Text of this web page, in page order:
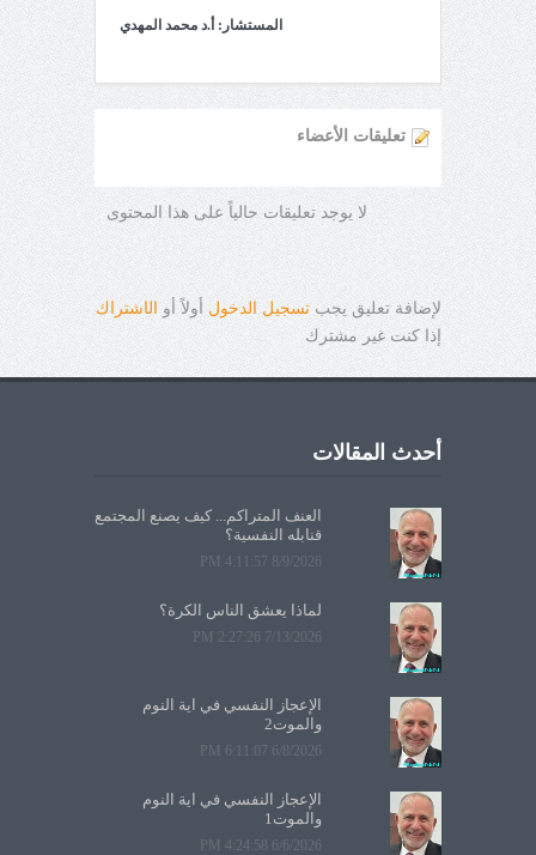
المستشار: أ.د محمد المهدي
تعليقات الأعضاء
لا يوجد تعليقات حالياً على هذا المحتوى
لإضافة تعليق يجبتسجيل الدخول أولاً أو الاشتراك
إذا كنت غير مشترك
أحدث المقالات
العنف المتراكم... كيف يصنع المجتمع
قنابله النفسية؟
8/9/2026 4:11:57 PM
لماذا يعشق الناس الكرة؟
7/13/2026 2:27:26 PM
الإعجاز النفسي في آية النوم
والموت2
6/8/2026 6:11:07 PM
الإعجاز النفسي في آية النوم
والموت1
6/6/2026 4:24:58 PM